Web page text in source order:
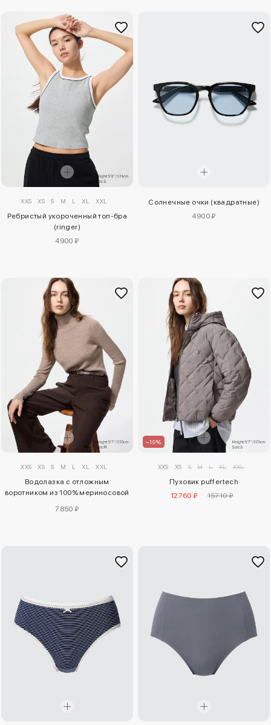
XXS XS S M L XL XXL
Ребристый укороченный топ-бра
(ringer)
4900 ₽
Солнечные очки (квадратные)
4900 ₽
XXS XS S M L XL XXL
Водолазка с отложным
воротником из 100% мериносовой
7850 ₽
–19%
XXS XS S M L XL XXL
Пуховик puffertech
12760 ₽
15710 ₽